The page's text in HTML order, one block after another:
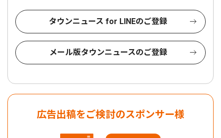
タウンニュース for LINEのご登録
メール版タウンニュースのご登録
広告出稿をご検討のスポンサー様